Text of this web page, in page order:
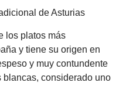
los platos más
y tiene su origen en
y muy contundente
considerado uno